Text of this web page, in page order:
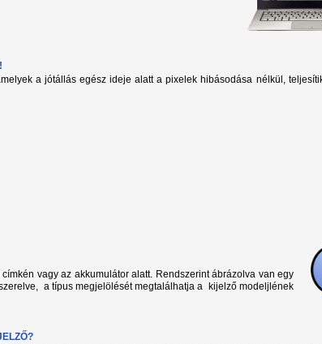
a jótállás egész ideje alatt a pixelek hibásodása nélkül,
vagy az akkumulátor alatt. Rendszerint ábrázolva van egy
a típus megjelölését megtalálhatja a kijelző modeljlének